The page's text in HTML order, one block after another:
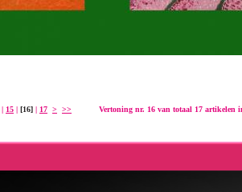
| 15 | [16] | 17 > >> Vertoning nr. 16 van totaal 17 artikelen